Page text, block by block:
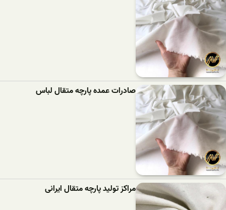
صادرات عمده پارچه متقال لباس
مراکز تولید پارچه متقال ایرانی